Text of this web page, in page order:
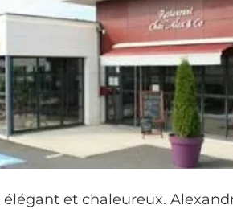
élégant et chaleureux.